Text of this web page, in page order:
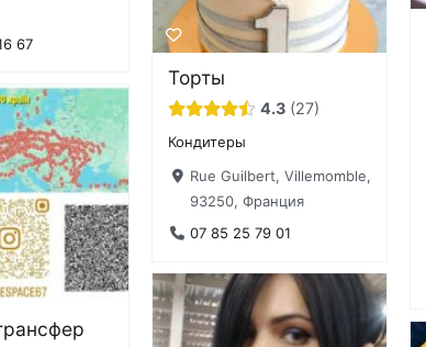
67
Торты
4.3 27
Кондитеры
Rue Guilbert, Villemomble,
93250, Франция
07 85 25 79 01